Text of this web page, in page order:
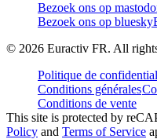
Bezoek ons op
Bezoek ons op bluesky
© 2026 Euractiv FR. All
Politique de
Conditions générales
Conditions de vente
This site is protected by
Policy and Terms of Service